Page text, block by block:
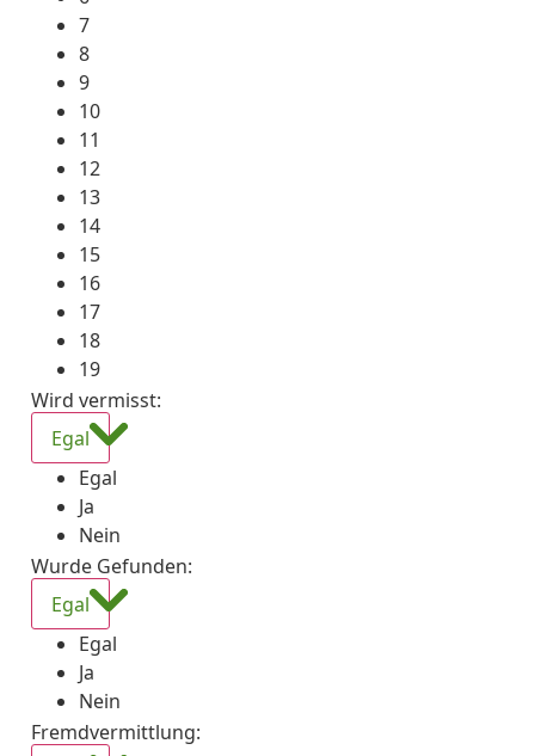
7
8
9
10
11
12
13
14
15
16
17
18
19
Wird vermisst:
Egal
Egal
Ja
Nein
Wurde Gefunden:
Egal
Egal
Ja
Nein
Fremdvermittlung: